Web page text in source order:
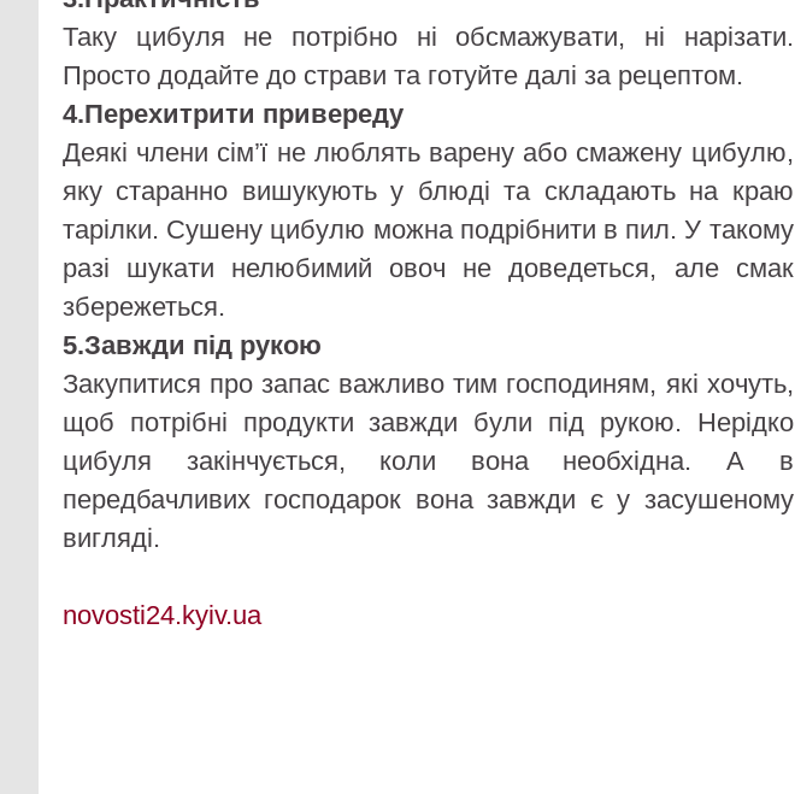
Таку цибуля не потрібно ні обсмажувати, ні нарізати.
Просто додайте до страви та готуйте далі за рецептом.
4.Перехитрити привереду
Деякі члени сім’ї не люблять варену або смажену цибулю,
яку старанно вишукують у блюді та складають на краю
тарілки. Сушену цибулю можна подрібнити в пил. У такому
разі шукати нелюбимий овоч не доведеться, але смак
збережеться.
5.Завжди під рукою
Закупитися про запас важливо тим господиням, які хочуть,
щоб потрібні продукти завжди були під рукою. Нерідко
цибуля закінчується, коли вона необхідна. А в
передбачливих господарок вона завжди є у засушеному
вигляді.
novosti24.kyiv.ua